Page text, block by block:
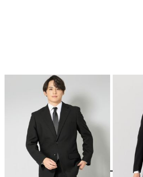
【メンズ夏喪服5点セット】レギュ
ラーフィット・サマーフォーマルス
ーツ&アパレルセット
円(税込)〜
【メンズ
ダードサ
パレルセ
円
カテゴリーから選